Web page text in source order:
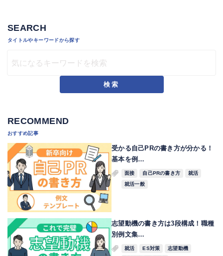
SEARCH
タイトルやキーワードから探す
検索
RECOMMEND
おすすめ記事
受かる自己PRの書き方が分かる！
基本を例…
面接 自己PRの書き方
就活
就活一般
志望動機の書き方は3段構成！職種
別例文集…
就活 ES対策
志望動機